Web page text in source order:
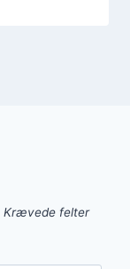
Krævede felter